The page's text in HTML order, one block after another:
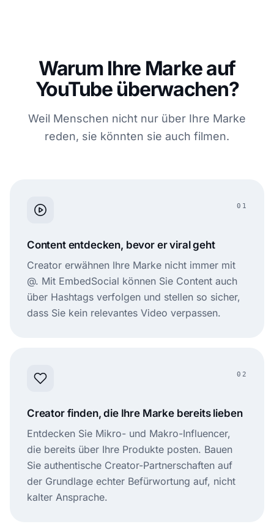
Warum Ihre Marke auf
YouTube überwachen?
Weil Menschen nicht nur über Ihre Marke
reden, sie könnten sie auch filmen.
01
Content entdecken, bevor er viral geht
Creator erwähnen Ihre Marke nicht immer mit
@. Mit EmbedSocial können Sie Content auch
über Hashtags verfolgen und stellen so sicher,
dass Sie kein relevantes Video verpassen.
02
Creator finden, die Ihre Marke bereits lieben
Entdecken Sie Mikro- und Makro-Influencer,
die bereits über Ihre Produkte posten. Bauen
Sie authentische Creator-Partnerschaften auf
der Grundlage echter Befürwortung auf, nicht
kalter Ansprache.